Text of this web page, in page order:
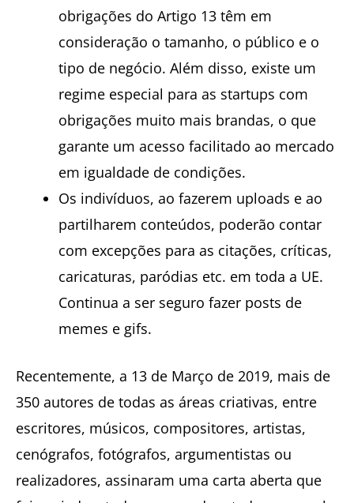
obrigações do Artigo 13 têm em
consideração o tamanho, o público e o
tipo de negócio. Além disso, existe um
regime especial para as startups com
obrigações muito mais brandas, o que
garante um acesso facilitado ao mercado
em igualdade de condições.
Os indivíduos, ao fazerem uploads e ao
partilharem conteúdos, poderão contar
com excepções para as citações, críticas,
caricaturas, paródias etc. em toda a UE.
Continua a ser seguro fazer posts de
memes e gifs.
Recentemente, a 13 de Março de 2019, mais de
350 autores de todas as áreas criativas, entre
escritores, músicos, compositores, artistas,
cenógrafos, fotógrafos, argumentistas ou
realizadores, assinaram uma carta aberta que